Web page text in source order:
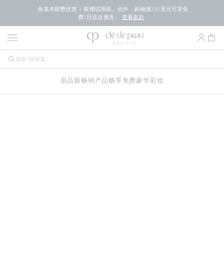
免基本邮费优惠 + 获赠试用装。此外，购物满250美元可享免
费2日送达服务。 查看条款
新品最畅销产品畅享免费豪华彩妆